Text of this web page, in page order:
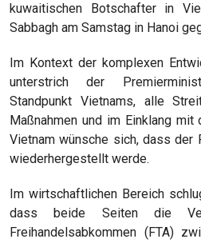
kuwaitischen Botschafter in
Sabbagh am Samstag in Hanoi
Im Kontext der komplexen
unterstrich der
Standpunkt Vietnams, alle
Maßnahmen und im Einklang
Vietnam wünsche sich, dass der
wiederhergestellt werde.
Im wirtschaftlichen Bereich
dass beide Seiten die
Freihandelsabkommen (FTA)